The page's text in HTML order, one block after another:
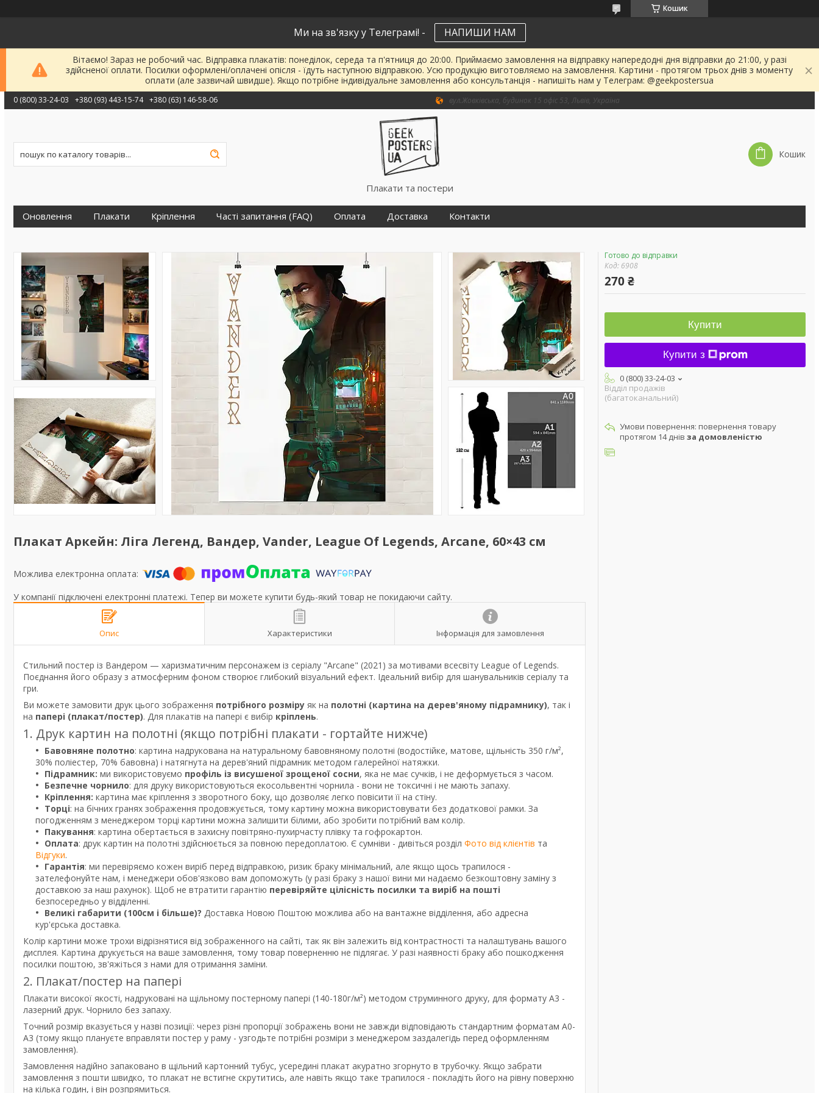
Кошик
Ми на зв'язку у Телеграмі! - НАПИШИ НАМ
Вітаємо! Зараз не робочий час. Відправка плакатів: понеділок, середа та п'ятниця до 20:00. Приймаємо замовлення на відправку напередодні дня відправки до 21:00, у разі
здійсненої оплати. Посилки оформлені/оплачені опісля - їдуть наступною відправкою. Усю продукцію виготовляємо на замовлення. Картини - протягом трьох днів з моменту
оплати (але зазвичай швидше). Якщо потрібне індивідуальне замовлення або консультанція - напишіть нам у Телеграм: @geekpostersua
0 (800) 33-24-03 +380 (93) 443-15-74 +380 (63) 146-58-06 вул.Жовківська, будинок 15 офіс 53, Львів, Україна
Плакати та постери
Кошик
Оновлення Плакати Кріплення Часті запитання (FAQ) Оплата Доставка Контакти
Плакат Аркейн: Ліга Легенд, Вандер, Vander, League Of Legends, Arcane, 60×43 см
У компанії підключені електронні платежі. Тепер ви можете купити будь-який товар не покидаючи сайту.
Опис Характеристики Інформація для замовлення
Стильний постер із Вандером — харизматичним персонажем із серіалу "Arcane" (2021) за мотивами всесвіту League of Legends.
Поєднання його образу з атмосферним фоном створює глибокий візуальний ефект. Ідеальний вибір для шанувальників серіалу та
гри.
Ви можете замовити друк цього зображення потрібного розміру як на полотні (картина на дерев'яному підрамнику), так і
на папері (плакат/постер). Для плакатів на папері є вибір кріплень.
1. Друк картин на полотні (якщо потрібні плакати - гортайте нижче)
Бавовняне полотно: картина надрукована на натуральному бавовняному полотні (водостійке, матове, щільність 350 г/м²,
30% поліестер, 70% бавовна) і натягнута на дерев'яний підрамник методом галерейної натяжки.
Підрамник: ми використовуємо профіль із висушеної зрощеної сосни, яка не має сучків, і не деформується з часом.
Безпечне чорнило: для друку використовуються екосольвентні чорнила - вони не токсичні і не мають запаху.
Кріплення: картина має кріплення з зворотного боку, що дозволяє легко повісити її на стіну.
Торці: на бічних гранях зображення продовжується, тому картину можна використовувати без додаткової рамки. За
погодженням з менеджером торці картини можна залишити білими, або зробити потрібний вам колір.
Пакування: картина обертається в захисну повітряно-пухирчасту плівку та гофрокартон.
Оплата: друк картин на полотні здійснюється за повною передоплатою. Є сумніви - дивіться розділ Фото від клієнтів та
Відгуки.
Гарантія: ми перевіряємо кожен виріб перед відправкою, ризик браку мінімальний, але якщо щось трапилося -
зателефонуйте нам, і менеджери обов'язково вам допоможуть (у разі браку з нашої вини ми надаємо безкоштовну заміну з
доставкою за наш рахунок). Щоб не втратити гарантію перевіряйте цілісність посилки та виріб на пошті
безпосередньо у відділенні.
Великі габарити (100см і більше)? Доставка Новою Поштою можлива або на вантажне відділення, або адресна
кур'єрська доставка.
Колір картини може трохи відрізнятися від зображенного на сайті, так як він залежить від контрастності та налаштувань вашого
дисплея. Картина друкується на ваше замовлення, тому товар поверненню не підлягає. У разі наявності браку або пошкодження
посилки поштою, зв'яжіться з нами для отримання заміни.
2. Плакат/постер на папері
Плакати високої якості, надруковані на щільному постерному папері (140-180г/м²) методом струминного друку, для формату А3 -
лазерний друк. Чорнило без запаху.
Точний розмір вказується у назві позиції: через різні пропорції зображень вони не завжди відповідають стандартним форматам А0-
А3 (тому якщо плануєте вправляти постер у раму - узгодьте потрібні розміри з менеджером заздалегідь перед оформленням
замовлення).
Замовлення надійно запаковано в щільний картонний тубус, усередині плакат акуратно згорнуто в трубочку. Якщо забрати
замовлення з пошти швидко, то плакат не встигне скрутитись, але навіть якщо таке трапилося - покладіть його на рівну поверхню
на кілька годин, і він розпрямиться.
Готово до відправки
Код: 6908
270 ₴
Купити
Купити з
0 (800) 33-24-03
Відділ продажів
(багатоканальний)
повернення товару
протягом 14 днів за домовленістю